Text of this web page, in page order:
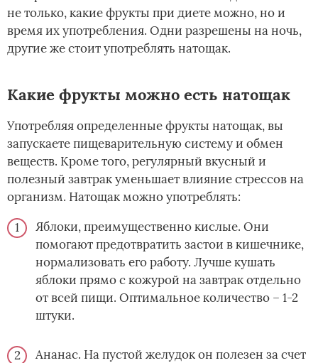
не только, какие фрукты при диете можно, но и
время их употребления. Одни разрешены на ночь,
другие же стоит употреблять натощак.
Какие фрукты можно есть натощак
Употребляя определенные фрукты натощак, вы
запускаете пищеварительную систему и обмен
веществ. Кроме того, регулярный вкусный и
полезный завтрак уменьшает влияние стрессов на
организм. Натощак можно употреблять:
Яблоки, преимущественно кислые. Они
помогают предотвратить застои в кишечнике,
нормализовать его работу. Лучше кушать
яблоки прямо с кожурой на завтрак отдельно
от всей пищи. Оптимальное количество – 1-2
штуки.
Ананас. На пустой желудок он полезен за счет